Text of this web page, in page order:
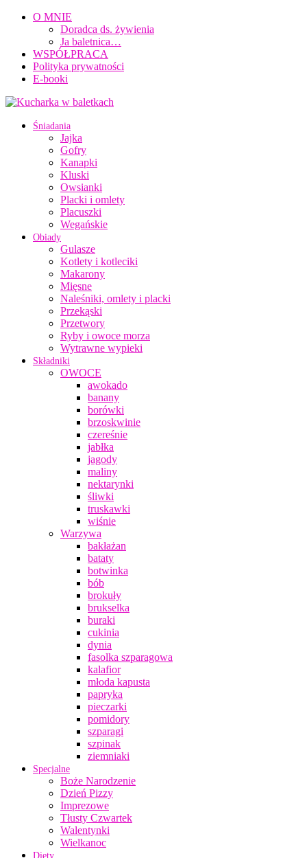
O MNIE
Doradca ds. żywienia
Ja baletnica…
WSPÓŁPRACA
Polityka prywatności
E-booki
Śniadania
Jajka
Gofry
Kanapki
Kluski
Owsianki
Placki i omlety
Placuszki
Wegańskie
Obiady
Gulasze
Kotlety i kotleciki
Makarony
Mięsne
Naleśniki, omlety i placki
Przekąski
Przetwory
Ryby i owoce morza
Wytrawne wypieki
Składniki
OWOCE
awokado
banany
borówki
brzoskwinie
czereśnie
jabłka
jagody
maliny
nektarynki
śliwki
truskawki
wiśnie
Warzywa
bakłażan
bataty
botwinka
bób
brokuły
brukselka
buraki
cukinia
dynia
fasolka szparagowa
kalafior
młoda kapusta
papryka
pieczarki
pomidory
szparagi
szpinak
ziemniaki
Specjalne
Boże Narodzenie
Dzień Pizzy
Imprezowe
Tłusty Czwartek
Walentynki
Wielkanoc
Diety